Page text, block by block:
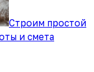
Строим простой
и смета